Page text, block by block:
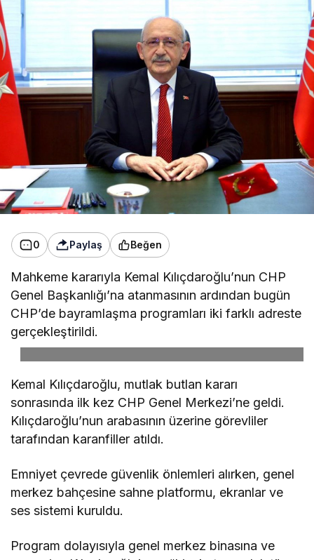
0 Paylaş Beğen
Mahkeme kararıyla Kemal Kılıçdaroğlu’nun CHP
Genel Başkanlığı’na atanmasının ardından bugün
CHP’de bayramlaşma programları iki farklı adreste
gerçekleştirildi.
Kemal Kılıçdaroğlu, mutlak butlan kararı
sonrasında ilk kez CHP Genel Merkezi’ne geldi.
Kılıçdaroğlu’nun arabasının üzerine görevliler
tarafından karanfiller atıldı.
Emniyet çevrede güvenlik önlemleri alırken, genel
merkez bahçesine sahne platformu, ekranlar ve
ses sistemi kuruldu.
Program dolayısıyla genel merkez binasına ve